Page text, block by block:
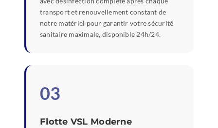
transport et renouvellement constant de
notre matériel pour garantir votre sécurité
sanitaire maximale, disponible 24h/24.
03
Flotte VSL Moderne